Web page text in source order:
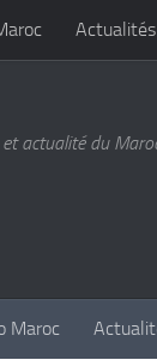
actualité du
Maroc